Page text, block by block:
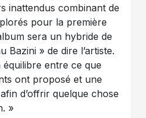
inattendus combinant de
pour la première
sera un hybride de
Bazini » de dire l’artiste.
entre ce que
ont proposé et une
d’offrir quelque chose
»